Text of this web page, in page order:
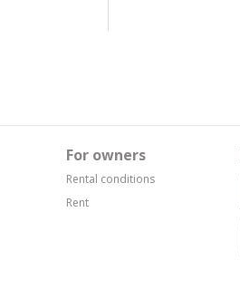
For owners
Rental conditions
Rent